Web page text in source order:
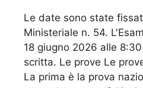
Le date sono state
Ministeriale n. 54.
18 giugno 2026 alle
scritta. Le prove Le
La prima è la prova